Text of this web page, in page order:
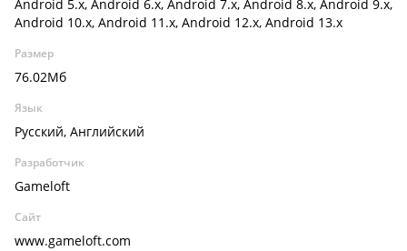
Android 5.x, Android 6.x, Android 7.x, Android 8.x, Android 9.x,
Android 10.x, Android 11.x, Android 12.x, Android 13.x
Размер
76.02Мб
Язык
Русский, Английский
Разработчик
Gameloft
Сайт
www.gameloft.com